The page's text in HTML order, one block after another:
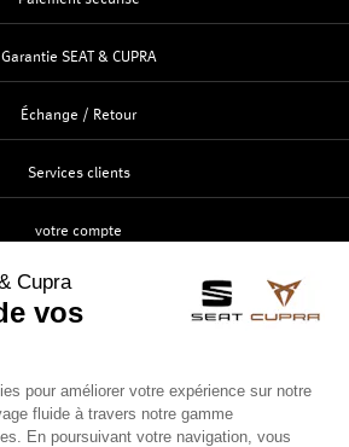
Garantie SEAT & CUPRA
Échange / Retour
Services clients
votre compte
Création
Suivi de commande